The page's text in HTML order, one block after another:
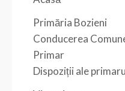
Primăria Bozieni
Conducerea
Primar
Dispoziții ale